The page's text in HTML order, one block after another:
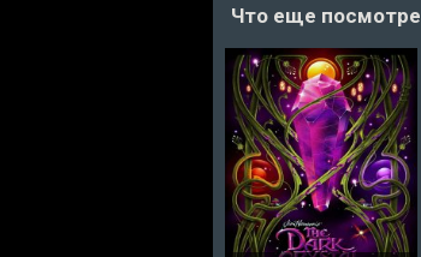
Что еще